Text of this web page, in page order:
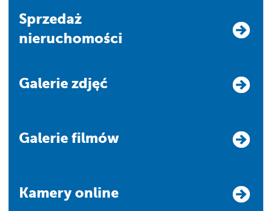
Sprzedaż
nieruchomości
Galerie zdjęć
Galerie filmów
Kamery online